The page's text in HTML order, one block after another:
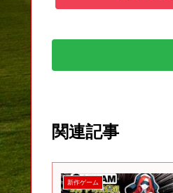
関連記事
新作ゲーム